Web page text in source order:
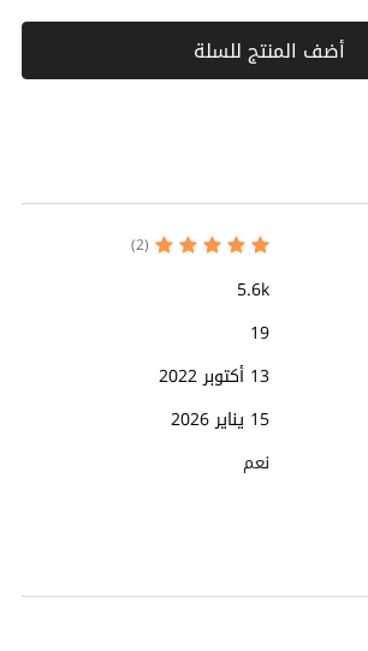
أضف المنتج للسلة
(2)
5.6k
19
13 أكتوبر 2022
15 يناير 2026
نعم